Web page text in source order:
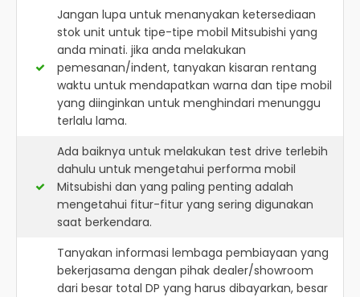
Jangan lupa untuk menanyakan ketersediaan
stok unit untuk tipe-tipe mobil Mitsubishi yang
anda minati. jika anda melakukan
pemesanan/indent, tanyakan kisaran rentang
waktu untuk mendapatkan warna dan tipe mobil
yang diinginkan untuk menghindari menunggu
terlalu lama.
Ada baiknya untuk melakukan test drive terlebih
dahulu untuk mengetahui performa mobil
Mitsubishi dan yang paling penting adalah
mengetahui fitur-fitur yang sering digunakan
saat berkendara.
Tanyakan informasi lembaga pembiayaan yang
bekerjasama dengan pihak dealer/showroom
dari besar total DP yang harus dibayarkan, besar